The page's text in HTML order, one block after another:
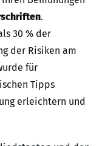
.
30 % der
der Risiken am
für
Tipps
erleichtern und